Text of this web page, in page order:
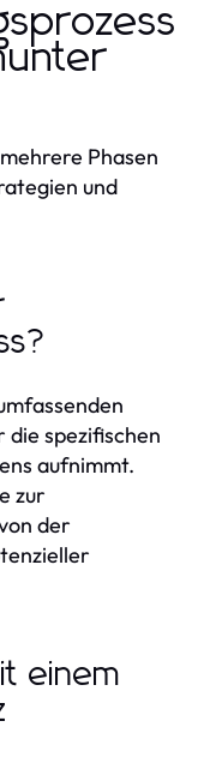
Phasen
und
spezifischen
aufnimmt.
zur
der
einem